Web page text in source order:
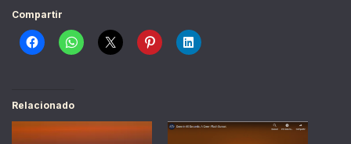
Compartir
Relacionado